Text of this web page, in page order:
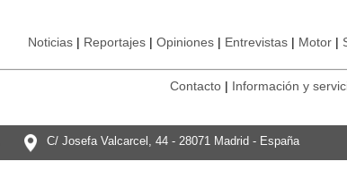
Noticias Reportajes Opiniones Entrevistas Motor
Contacto Información y
C/ Josefa Valcarcel, 44 - 28071 Madrid - España